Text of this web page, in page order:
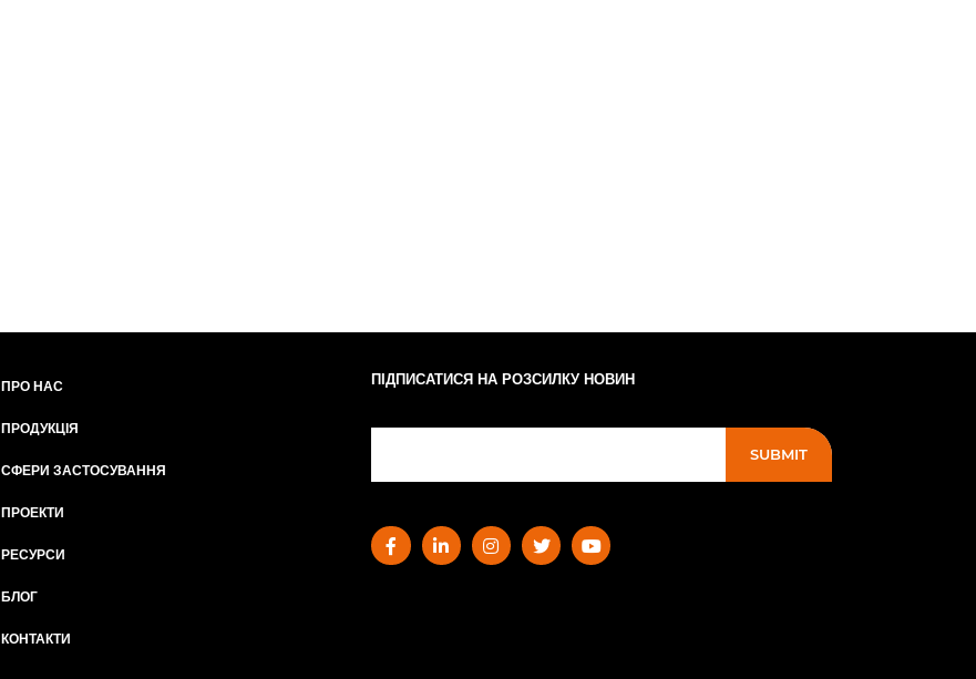
ПРО НАС
ПРОДУКЦІЯ
СФЕРИ ЗАСТОСУВАННЯ
ПРОЕКТИ
РЕСУРСИ
БЛОГ
КОНТАКТИ
ПІДПИСАТИСЯ НА РОЗСИЛКУ НОВИН
SUBMIT